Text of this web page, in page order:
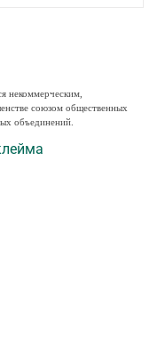
некоммерческим,
союзом общественных
объединений.